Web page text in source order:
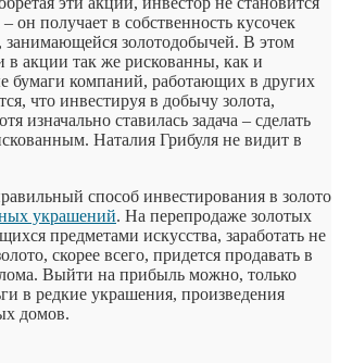
он получает в собственность кусочек
занимающейся золотодобычей. В этом
в акции так же рискованны, как и
бумаги компаний, работающих в других
что инвестируя в добычу золота,
изначально ставилась задача – сделать
Наталия Грибуля не видит в
способ инвестирования в золото
украшений. На перепродаже золотых
предметами искусства, заработать не
скорее всего, придется продавать в
Выйти на прибыль можно, только
в редкие украшения, произведения
домов.